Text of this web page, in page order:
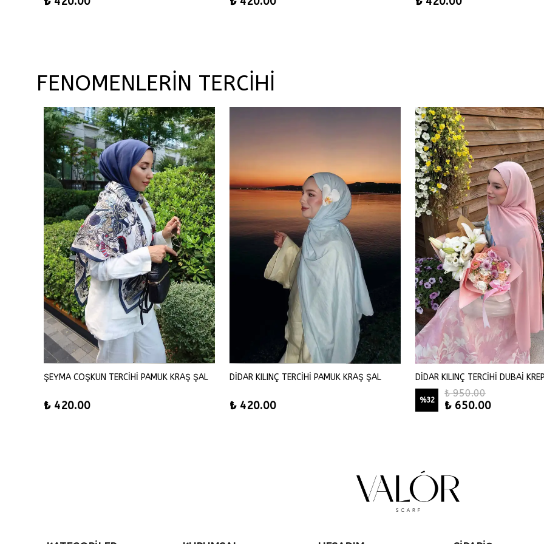
FENOMENLERİN TERCİHİ
ŞEYMA COŞKUN TERCİHİ PAMUK KRAŞ ŞAL
₺ 420.00
DİDAR KILINÇ TERCİHİ PAMUK KRAŞ ŞAL
₺ 420.00
DİDAR KILINÇ TERCİHİ DUBAİ
%32
₺ 950.00
₺ 650.00